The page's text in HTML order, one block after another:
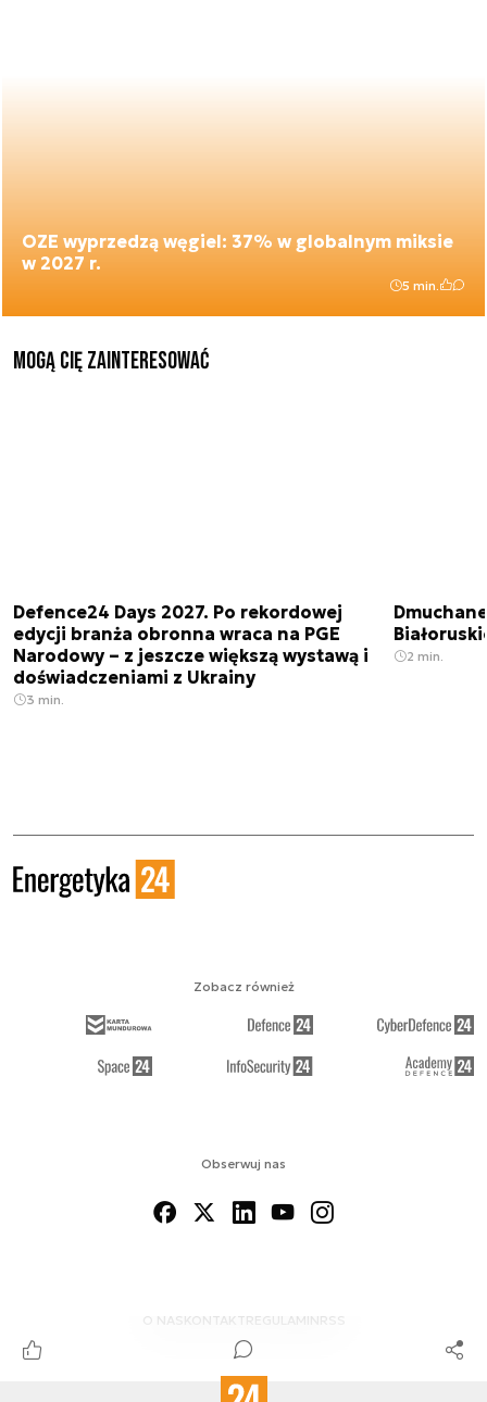
OZE wyprzedzą węgiel: 37% w globalnym miksie
w 2027 r.
5 min.
Mogą Cię zainteresować
Defence24 Days 2027. Po rekordowej
edycji branża obronna wraca na PGE
Narodowy – z jeszcze większą wystawą i
doświadczeniami z Ukrainy
3 min.
2 min.
Obserwuj nas
O NAS KONTAKTREGULAMINRSS
Zobacz również